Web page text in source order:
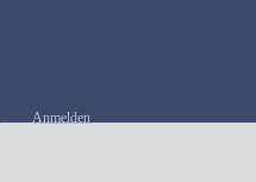
Anmelden